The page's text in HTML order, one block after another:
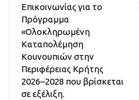
Επικοινωνίας για το
Πρόγραμμα
«Ολοκληρωμένη
Καταπολέμηση
Κουνουπιών στην
Περιφέρειας Κρήτης
2026–2028 που βρίσκεται
σε εξέλιξη.